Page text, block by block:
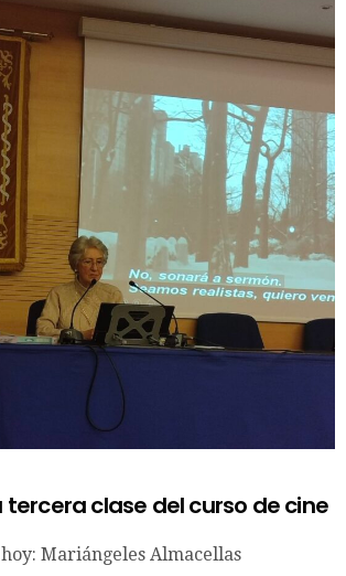
tercera clase del curso de cine
Mariángeles Almacellas